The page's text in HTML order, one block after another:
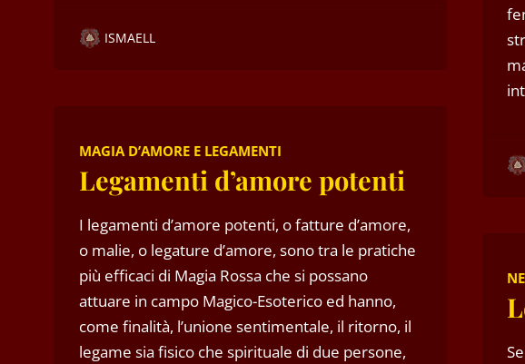
ISMAELL
MAGIA D’AMORE E LEGAMENTI
Legamenti d’amore potenti
I legamenti d’amore potenti, o fatture d’amore,
o malie, o legature d’amore, sono tra le pratiche
più efficaci di Magia Rossa che si possano
attuare in campo Magico-Esoterico ed hanno,
come finalità, l’unione sentimentale, il ritorno, il
legame sia fisico che spirituale di due persone,